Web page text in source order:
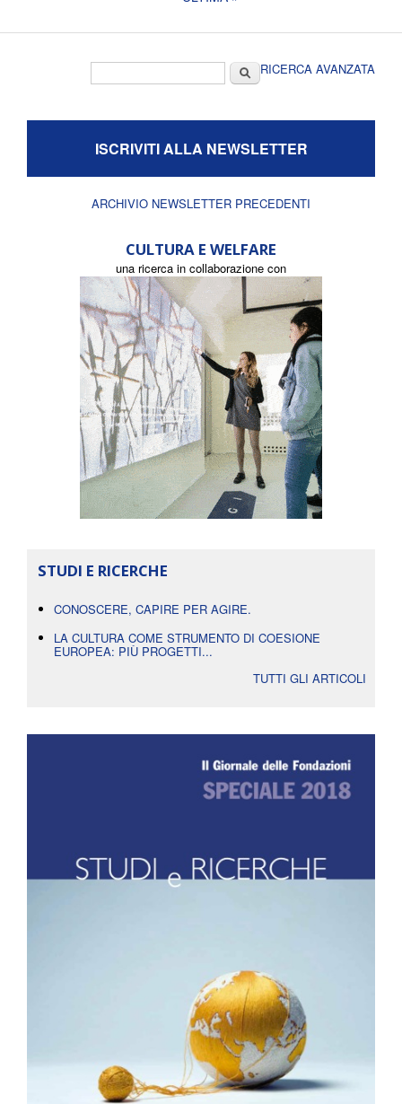
CercaRICERCA AVANZATA
ISCRIVITI ALLA NEWSLETTER
ARCHIVIO NEWSLETTER PRECEDENTI
CULTURA E WELFARE
una ricerca in collaborazione con
STUDI E RICERCHE
CONOSCERE, CAPIRE PER AGIRE.
LA CULTURA COME STRUMENTO DI COESIONE
EUROPEA: PIÙ PROGETTI...
TUTTI GLI ARTICOLI